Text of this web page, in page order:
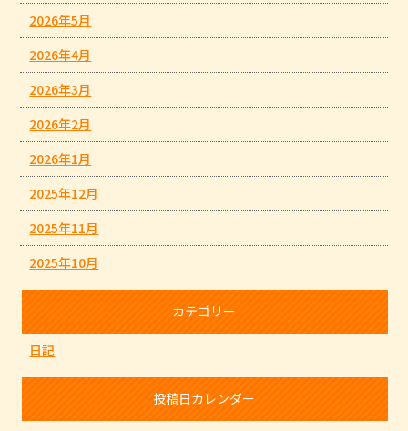
2026年5月
2026年4月
2026年3月
2026年2月
2026年1月
2025年12月
2025年11月
2025年10月
カテゴリー
日記
投稿日カレンダー